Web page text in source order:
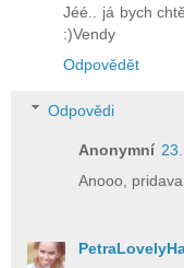
Jéé.. já bych
:)Vendy
Odpovědět
Odpovědi
Anonymní
Anooo,